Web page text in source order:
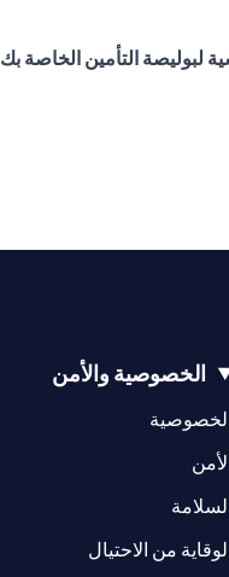
لبوليصة التأمين الخاصة بك
الخصوصية والأمن
من الاحتيال